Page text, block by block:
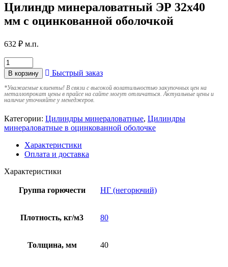
Цилиндр минераловатный ЭР 32х40
мм с оцинкованной оболочкой
632 ₽ м.п.
В корзину Быстрый заказ
*Уважаемые клиенты! В связи с высокой волатильностью закупочных цен на
металлопрокат цены в прайсе на сайте могут отличаться. Актуальные цены и
наличие уточняйте у менеджеров.
Категории: Цилиндры минераловатные, Цилиндры
минераловатные в оцинкованной оболочке
Характеристики
Оплата и доставка
Характеристики
Группа горючести НГ (негорючий)
Плотность, кг/м3 80
Толщина, мм 40